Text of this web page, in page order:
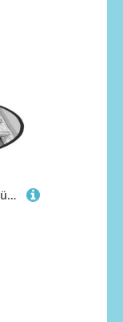
Ein Bücherregal gefüllt mit Büchern Halloween Hut - Gruseliges Party-Kostüm-Accessoire mit Volldruck-Design - Leichter faltbarer Hexenhut für Halloween, Karneval, Maskerade & Rollenspiel-Events